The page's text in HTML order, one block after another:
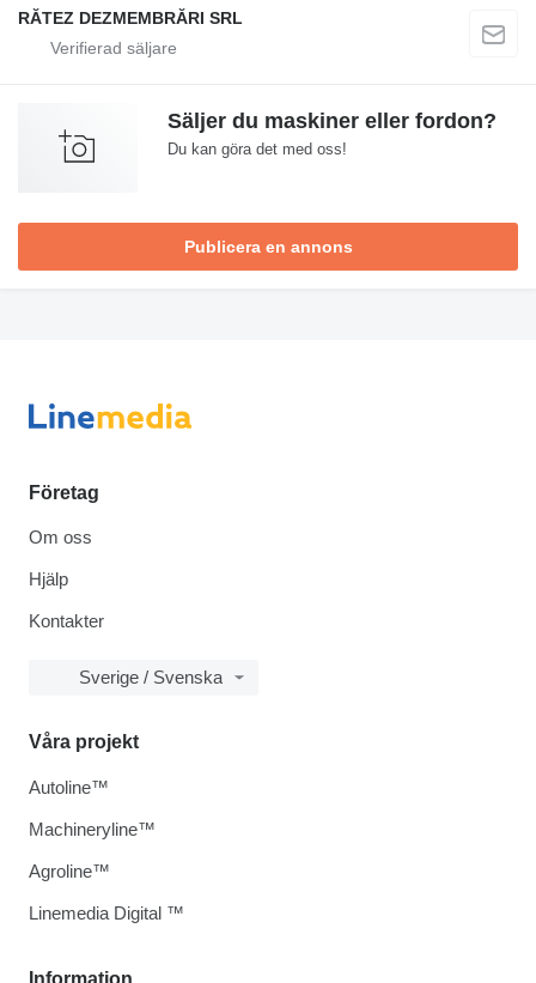
RĂTEZ DEZMEMBRĂRI SRL
Säljer du maskiner eller fordon?
Du kan göra det med oss!
Publicera en annons
Företag
Om oss
Hjälp
Kontakter
Sverige / Svenska
Våra projekt
Autoline™
Machineryline™
Agroline™
Linemedia Digital ™